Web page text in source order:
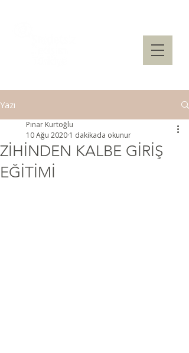
Yazı
ZİHİNDEN KALBE GİRİŞ
EĞİTİMİ
Pınar Kurtoğlu
10 Ağu 2020 1 dakikada okunur